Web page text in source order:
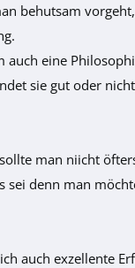
behutsam
auch eine
sie gut oder
man niicht
sei denn man
auch exzellente